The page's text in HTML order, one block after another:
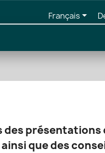
Français
des présentations
que des